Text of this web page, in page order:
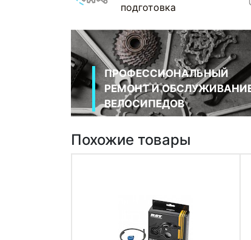
подготовка
ПРОФЕССИОНАЛЬНЫЙ
РЕМОНТ И
ВЕЛОСИПЕДОВ
Похожие товары